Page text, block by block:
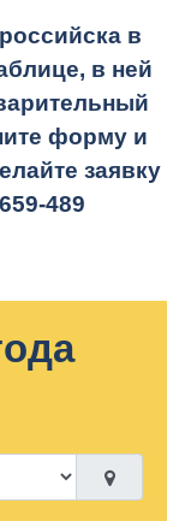
в
в ней
форму и
заявку
489